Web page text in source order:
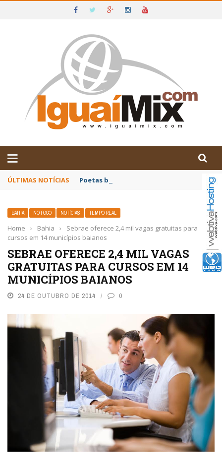
IGUAÍ E SUDOESTE DA BAHIA
ÚLTIMAS NOTÍCIAS Poetas baianos representam o Brasil no
BAHIA NO FOCO NOTÍCIAS TEMPO REAL
Home › Bahia ›
Sebrae oferece 2,4 mil vagas gratuitas para
cursos em 14 municípios baianos
SEBRAE OFERECE 2,4 MIL VAGAS
GRATUITAS PARA CURSOS EM 14
MUNICÍPIOS BAIANOS
24 DE OUTUBRO DE 2014 0